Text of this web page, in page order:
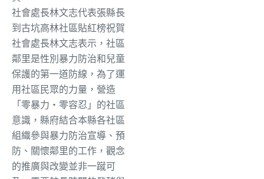
社會處長林文志代表張縣長
到古坑高林社區貼紅榜祝賀
社會處長林文志表示，社區
鄰里是性別暴力防治和兒童
保護的第一道防線，為了運
用社區民眾的力量，營造
「零暴力・零容忍」的社區
意識，縣府結合本縣各社區
組織參與暴力防治宣導、預
防、關懷鄰里的工作，觀念
的推廣與改變並非一蹴可